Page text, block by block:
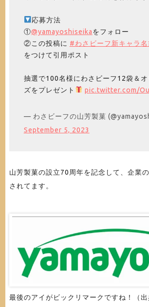
応募方法
①@yamayoshiseikaをフォロー
②この投稿に #わさビーフ新キャラ名
をつけて引用ポスト
抽選で100名様にわさビーフ12袋＆オ
ズをプレゼント
pic.twitter.com/
— わさビーフの山芳製菓
September 5, 2023
山芳製菓の設立70周年を記念して、企業
されてます。
最後のアイがビックリマークですね！（出